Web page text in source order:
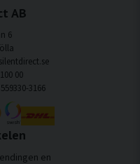
AB
6
00
3166
en